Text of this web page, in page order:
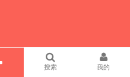
搜索 我的